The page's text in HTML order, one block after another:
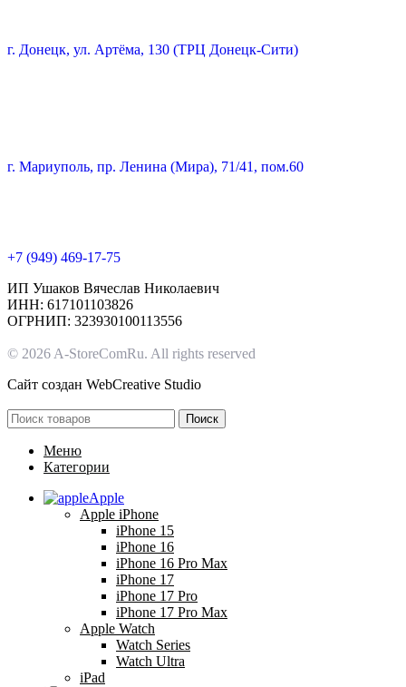
г. Донецк, ул. Артёма, 130 (ТРЦ Донецк-Сити)
г. Мариуполь, пр. Ленина (Мира), 71/41, пом.60
+7 (949) 469-17-75
ИП Ушаков Вячеслав Николаевич
ИНН: 617101103826
ОГРНИП: 323930100113556
© 2026 A-StoreComRu. All rights reserved
Сайт создан WebCreative Studio
Поиск
Меню
Категории
Apple
Apple iPhone
iPhone 15
iPhone 16
iPhone 16 Pro Max
iPhone 17
iPhone 17 Pro
iPhone 17 Pro Max
Apple Watch
Watch Series
Watch Ultra
iPad